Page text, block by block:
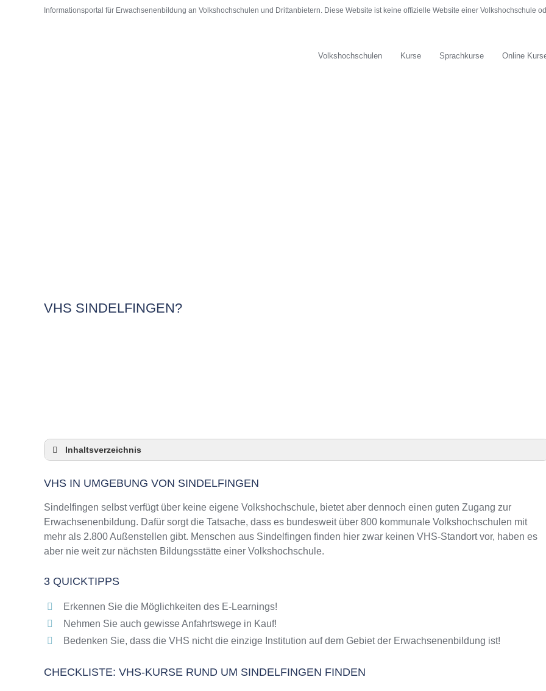
Informationsportal für Erwachsenenbildung an Volkshochschulen und Drittanbietern. Diese Website ist keine offizielle Website einer Volkshochschule
Volkshochschulen Kurse Sprachkurse Online
VHS SINDELFINGEN?
Inhaltsverzeichnis
3 Quicktipps
Checkliste: VHS-Kurse rund um Sindelfingen finden
Keine VHS in Sindelfingen
Online-Kurse: Pro und Contra
Online-Kurse als alternative Angebote zu VHS-Kursen
Das bundesweite Netzwerk der Volkshochschulen
Abendschulen rund um Sindelfingen
Checkliste: So erkennen Sie gute Bildungsangebote der VHS
VHS IN UMGEBUNG VON SINDELFINGEN
Sindelfingen selbst verfügt über keine eigene Volkshochschule, bietet aber dennoch einen guten Zugang zur
Erwachsenenbildung. Dafür sorgt die Tatsache, dass es bundesweit über 800 kommunale Volkshochschulen mit
mehr als 2.800 Außenstellen gibt. Menschen aus Sindelfingen finden hier zwar keinen VHS-Standort vor, haben es
aber nie weit zur nächsten Bildungsstätte einer Volkshochschule.
3 QUICKTIPPS
Erkennen Sie die Möglichkeiten des E-Learnings!
Nehmen Sie auch gewisse Anfahrtswege in Kauf!
Bedenken Sie, dass die VHS nicht die einzige Institution auf dem Gebiet der Erwachsenenbildung ist!
CHECKLISTE: VHS-KURSE RUND UM SINDELFINGEN FINDEN